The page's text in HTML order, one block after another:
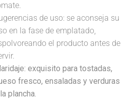
de uso: se aconseja su
en la fase de emplatado,
el producto antes de
exquisito para tostadas,
fresco, ensaladas y verduras
plancha.